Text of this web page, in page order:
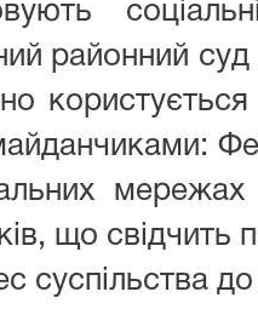
районний
мережах
що
суспільства до